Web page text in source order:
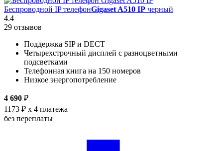
Беспроводной IP телефонGigaset A510 IP черный
4.4
29 отзывов
Поддержка SIP и DECT
Четырехстрочный дисплей с разноцветными
подсветками
Телефонная книга на 150 номеров
Низкое энергопотребление
4 690 ₽
1173 ₽ x 4 платежа
без переплаты